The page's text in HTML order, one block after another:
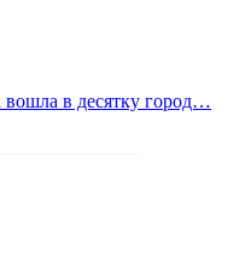
вошла в десятку город…